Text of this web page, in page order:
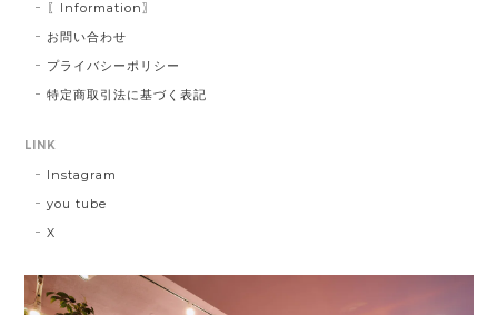
〖Information〗
お問い合わせ
プライバシーポリシー
特定商取引法に基づく表記
LINK
Instagram
you tube
X